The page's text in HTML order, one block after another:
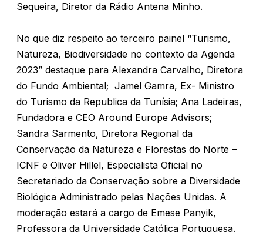
Sequeira, Diretor da Rádio Antena Minho.
No que diz respeito ao terceiro painel “Turismo,
Natureza, Biodiversidade no contexto da Agenda
2023” destaque para Alexandra Carvalho, Diretora
do Fundo Ambiental; Jamel Gamra, Ex- Ministro
do Turismo da Republica da Tunísia; Ana Ladeiras,
Fundadora e CEO Around Europe Advisors;
Sandra Sarmento, Diretora Regional da
Conservação da Natureza e Florestas do Norte –
ICNF e Oliver Hillel, Especialista Oficial no
Secretariado da Conservação sobre a Diversidade
Biológica Administrado pelas Nações Unidas. A
moderação estará a cargo de Emese Panyik,
Professora da Universidade Católica Portuguesa.